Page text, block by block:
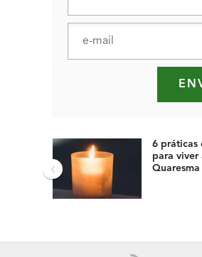
6 práticas
para viver
Quaresma
‹